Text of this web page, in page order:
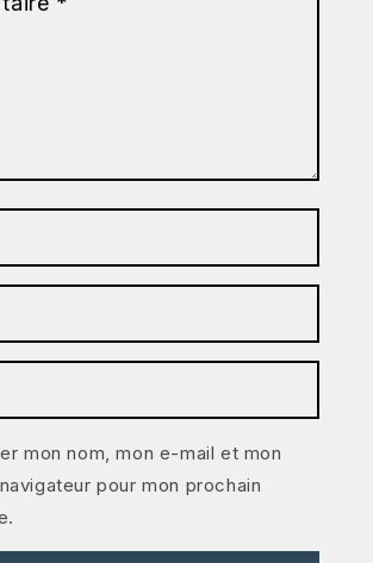
mon nom, mon e-mail et mon
pour mon prochain